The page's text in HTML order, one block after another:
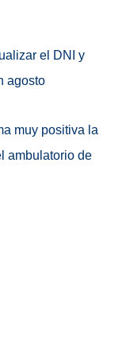
el DNI y
agosto
muy positiva la
ambulatorio de